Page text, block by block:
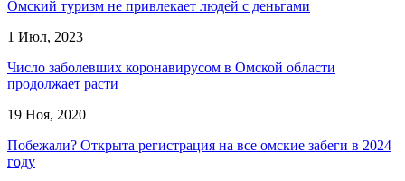
Омский туризм не привлекает людей с деньгами
1 Июл, 2023
Число заболевших коронавирусом в Омской области
продолжает расти
19 Ноя, 2020
Побежали? Открыта регистрация на все омские забеги в 2024
году